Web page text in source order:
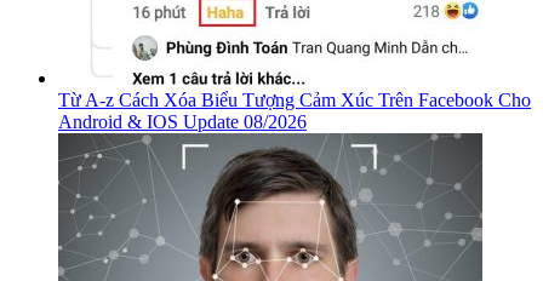
Từ A-z Cách Xóa Biểu Tượng Cảm Xúc Trên Facebook Cho
Android & IOS Update 08/2026